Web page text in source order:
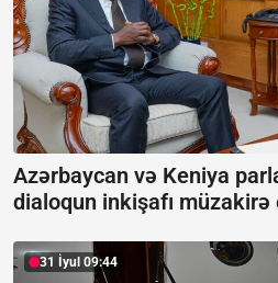
Azərbaycan və Keniya
dialoqun inkişafı müzakirə
31 İyul 09:44